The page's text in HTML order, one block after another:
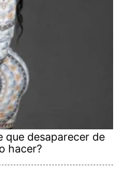
que desaparecer de
hacer?